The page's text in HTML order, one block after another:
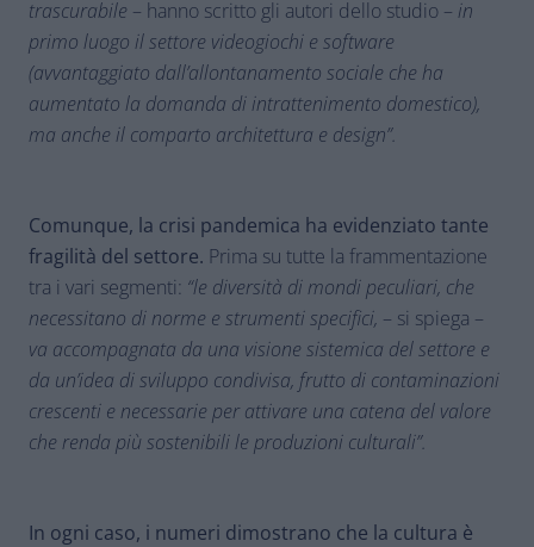
trascurabile – hanno scritto gli autori dello studio – in
primo luogo il settore videogiochi e software
(avvantaggiato dall’allontanamento sociale che ha
aumentato la domanda di intrattenimento domestico),
ma anche il comparto architettura e design”.
Comunque, la crisi pandemica ha evidenziato tante
fragilità del settore. Prima su tutte la frammentazione
tra i vari segmenti: “le diversità di mondi peculiari, che
necessitano di norme e strumenti specifici, – si spiega –
va accompagnata da una visione sistemica del settore e
da un’idea di sviluppo condivisa, frutto di contaminazioni
crescenti e necessarie per attivare una catena del valore
che renda più sostenibili le produzioni culturali”.
In ogni caso, i numeri dimostrano che la cultura è